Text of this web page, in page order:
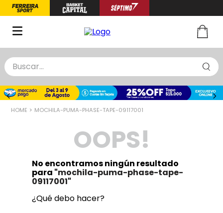
Buscar...
MOCHILA-PUMA-PHASE-TAPE-09117001
OOPS!
No encontramos ningún resultado
para "mochila-puma-phase-tape-
09117001"
¿Qué debo hacer?
TÉRMINOS MÁS BUSCADOS
1.
zapatillas basquet
chinelas